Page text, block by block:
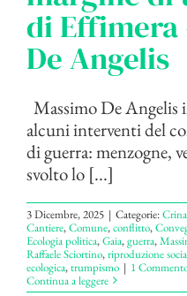
di Effimera
De Angelis
Massimo De Angelis
alcuni interventi del
di guerra: menzogne,
svolto lo [...]
3 Dicembre, 2025 | Categorie:
Cantiere,Comune,conflitto,
Ecologia politica,Gaia,guerra,
Raffaele Sciortino,riproduzione
ecologica,trumpismo | 1
Continua a leggere